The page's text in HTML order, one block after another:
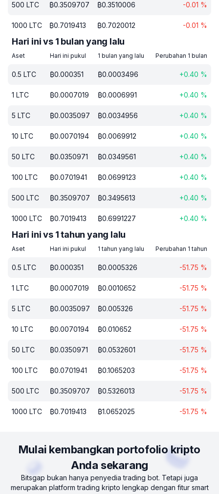
500 LTC ₿0.3509707 ₿0.3510006 -0.01 %
1000 LTC ₿0.7019413 ₿0.7020012 -0.01 %
Hari ini vs 1 bulan yang lalu
Aset Hari ini pukul 1 bulan yang lalu Perubahan 1 bulan
0.5 LTC ₿0.000351 ₿0.0003496 +0.40 %
1 LTC ₿0.0007019 ₿0.0006991 +0.40 %
5 LTC ₿0.0035097 ₿0.0034956 +0.40 %
10 LTC ₿0.0070194 ₿0.0069912 +0.40 %
50 LTC ₿0.0350971 ₿0.0349561 +0.40 %
100 LTC ₿0.0701941 ₿0.0699123 +0.40 %
500 LTC ₿0.3509707 ₿0.3495613 +0.40 %
1000 LTC ₿0.7019413 ₿0.6991227 +0.40 %
Hari ini vs 1 tahun yang lalu
Aset Hari ini pukul 1 tahun yang lalu Perubahan 1 tahun
0.5 LTC ₿0.000351 ₿0.0005326 -51.75 %
1 LTC ₿0.0007019 ₿0.0010652 -51.75 %
5 LTC ₿0.0035097 ₿0.005326 -51.75 %
10 LTC ₿0.0070194 ₿0.010652 -51.75 %
50 LTC ₿0.0350971 ₿0.0532601 -51.75 %
100 LTC ₿0.0701941 ₿0.1065203 -51.75 %
500 LTC ₿0.3509707 ₿0.5326013 -51.75 %
1000 LTC ₿0.7019413 ₿1.0652025 -51.75 %
Mulai kembangkan portofolio kripto
Anda sekarang
Bitsgap bukan hanya penyedia trading bot. Tetapi juga
merupakan platform trading kripto lengkap dengan fitur smart